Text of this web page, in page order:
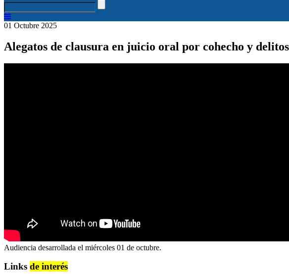
01 Octubre 2025
Alegatos de clausura en juicio oral por cohecho y
Audiencia desarrollada el miércoles 01 de octubre.
Links de interés